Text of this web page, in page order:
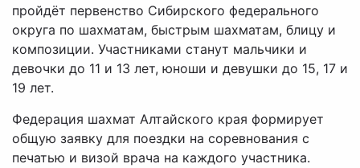
пройдёт первенство Сибирского федерального
округа по шахматам, быстрым шахматам, блицу и
композиции. Участниками станут мальчики и
девочки до 11 и 13 лет, юноши и девушки до 15, 17 и
19 лет.
Федерация шахмат Алтайского края формирует
общую заявку для поездки на соревнования с
печатью и визой врача на каждого участника.